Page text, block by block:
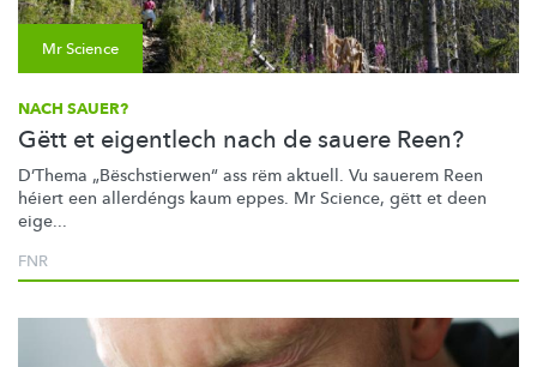
Mr Science
NACH SAUER?
Gëtt et eigentlech nach de sauere Reen?
D’Thema „Bëschstierwen“ ass rëm aktuell. Vu sauerem Reen
héiert een allerdéngs kaum eppes. Mr Science, gëtt et deen
eige...
FNR